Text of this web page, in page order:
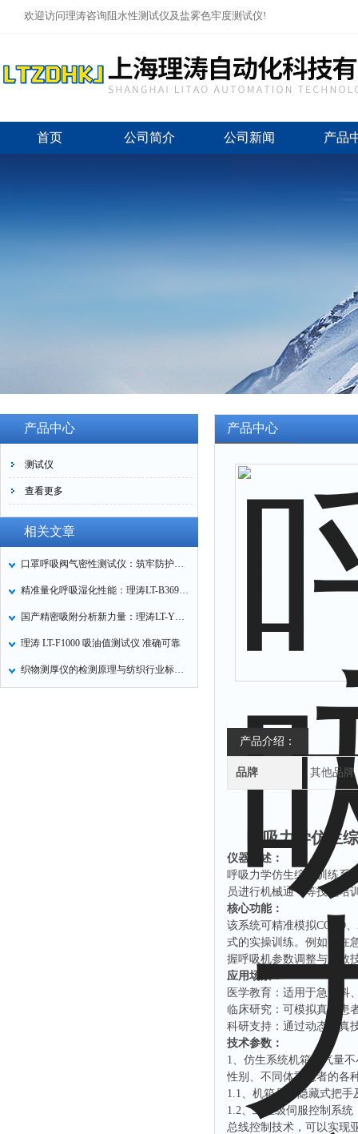
欢迎访问理涛咨询阻水性测试仪及盐雾色牢度测试仪!
首页 公司简介 公司新闻 产品
产品中心
测试仪
查看更多
相关文章
口罩呼吸阀气密性测试仪：筑牢防护口罩的质量关卡
精准量化呼吸湿化性能：理涛LT-B369湿化器数据采集装置技术解析
国产精密吸附分析新力量：理涛LT-Y019A全自动高压吸附仪的性能与应用解析
理涛 LT-F1000 吸油值测试仪 准确可靠
织物测厚仪的检测原理与纺织行业标准化应用
产品中心
产品介绍：
品牌 其他品牌
呼吸力学仿生
仪器概述：
呼吸力学仿生综合训练系
员进行机械通气等技能培
核心功能：
该系统可精准模拟COPD
式的实操训练。例如，在
握呼吸机参数调整与急救
应用场景：
医学教育‌：适用于急诊科
临床研究‌：可模拟真实患
科研支持‌：通过动态仿真
技术参数：
1、仿生系统机箱储气量
性别、不同体重患者的各
1.1、机箱具有隐藏式把
1.2、工业级伺服控制系
总线控制技术，可以实现